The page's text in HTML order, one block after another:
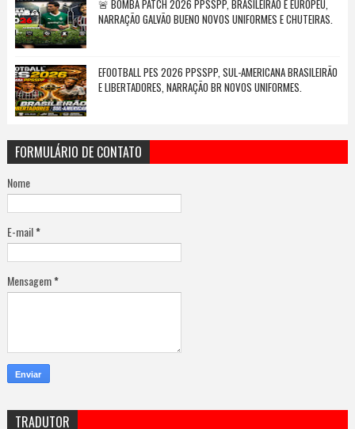
🚨 BOMBA PATCH 2026 PPSSPP, BRASILEIRÃO E EUROPEU,
NARRAÇÃO GALVÃO BUENO NOVOS UNIFORMES E CHUTEIRAS.
EFOOTBALL PES 2026 PPSSPP, SUL-AMERICANA BRASILEIRÃO
E LIBERTADORES, NARRAÇÃO BR NOVOS UNIFORMES.
FORMULÁRIO DE CONTATO
Nome
E-mail*
Mensagem*
TRADUTOR